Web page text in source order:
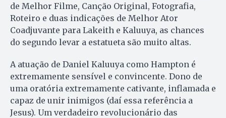
de Melhor Filme, Canção Original, Fotografia,
Roteiro e duas indicações de Melhor Ator
Coadjuvante para Lakeith e Kaluuya, as chances
do segundo levar a estatueta são muito altas.
A atuação de Daniel Kaluuya como Hampton é
extremamente sensível e convincente. Dono de
uma oratória extremamente cativante, inflamada e
capaz de unir inimigos (daí essa referência a
Jesus). Um verdadeiro revolucionário das